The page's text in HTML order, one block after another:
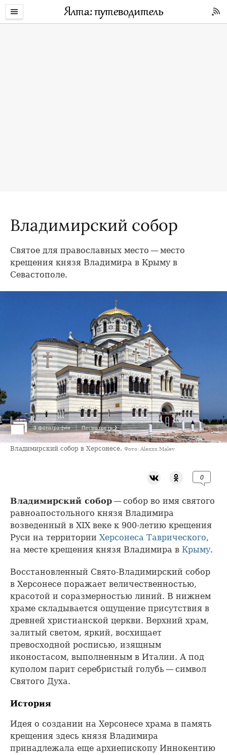
Владимирский собор
Святое для православных место — место
крещения князя Владимира в Крыму в
Севастополе.
3 фотографии Посмотреть ›
Владимирский собор в Херсонесе. Фото: Alexxx Malev
0
Владимирский собор— собор во имя святого
равноапостольного князя Владимира
возведенный в XIX веке к 900-летию крещения
Руси на территории Херсонеса Таврического,
на месте крещения князя Владимира в Крыму.
Восстановленный Свято-Владимирский собор
в Херсонесе поражает величественностью,
красотой и соразмерностью линий. В нижнем
храме складывается ощущение присутствия в
древней христианской церкви. Верхний храм,
залитый светом, яркий, восхищает
превосходной росписью, изящным
иконостасом, выполненным в Италии. А под
куполом парит серебристый голубь — символ
Святого Духа.
История
Идея о создании на Херсонесе храма в память
крещения здесь князя Владимира
принадлежала еще архиепископу Иннокентию